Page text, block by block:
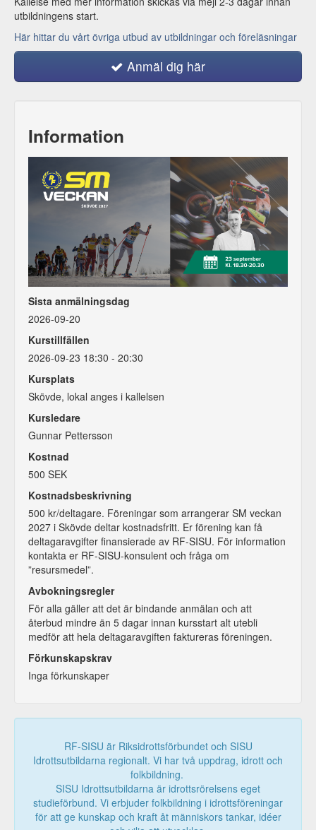
utbildningens start.
Här hittar du vårt övriga utbud av utbildningar och föreläsningar
Anmäl dig här
Information
Sista anmälningsdag
2026-09-20
Kurstillfällen
2026-09-23 18:30 - 20:30
Kursplats
Skövde, lokal anges i kallelsen
Kursledare
Gunnar Pettersson
Kostnad
500 SEK
Kostnadsbeskrivning
500 kr/deltagare. Föreningar som arrangerar SM veckan
2027 i Skövde deltar kostnadsfritt. Er förening kan få
deltagaravgifter finansierade av RF-SISU. För information
kontakta er RF-SISU-konsulent och fråga om
”resursmedel”.
Avbokningsregler
För alla gäller att det är bindande anmälan och att
återbud mindre än 5 dagar innan kursstart alt utebli
medför att hela deltagaravgiften faktureras föreningen.
Förkunskapskrav
Inga förkunskaper
RF-SISU är Riksidrottsförbundet och SISU
Idrottsutbildarna regionalt. Vi har två uppdrag, idrott och
folkbildning.
SISU Idrottsutbildarna är idrottsrörelsens eget
studieförbund. Vi erbjuder folkbildning i idrottsföreningar
för att ge kunskap och kraft åt människors tankar, idéer